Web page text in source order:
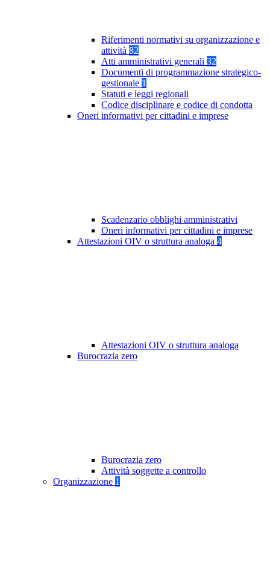
Riferimenti normativi su organizzazione e
attività 82
Atti amministrativi generali 32
Documenti di programmazione strategico-
gestionale 1
Statuti e leggi regionali
Codice disciplinare e codice di condotta
Oneri informativi per cittadini e imprese
Scadenzario obblighi amministrativi
Oneri informativi per cittadini e imprese
Attestazioni OIV o struttura analoga 4
Attestazioni OIV o struttura analoga
Burocrazia zero
Burocrazia zero
Attività soggette a controllo
Organizzazione 1